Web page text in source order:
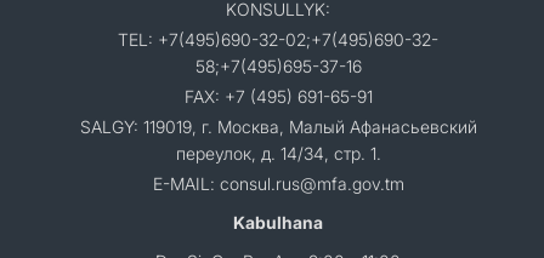
KONSULLYK:
TEL: +7(495)690-32-02;+7(495)690-32-
58;+7(495)695-37-16
FAX: +7 (495) 691-65-91
SALGY: 119019, г. Москва, Малый Афанасьевский
переулок, д. 14/34, стр. 1.
E-MAIL: consul.rus@mfa.gov.tm
Kabulhana